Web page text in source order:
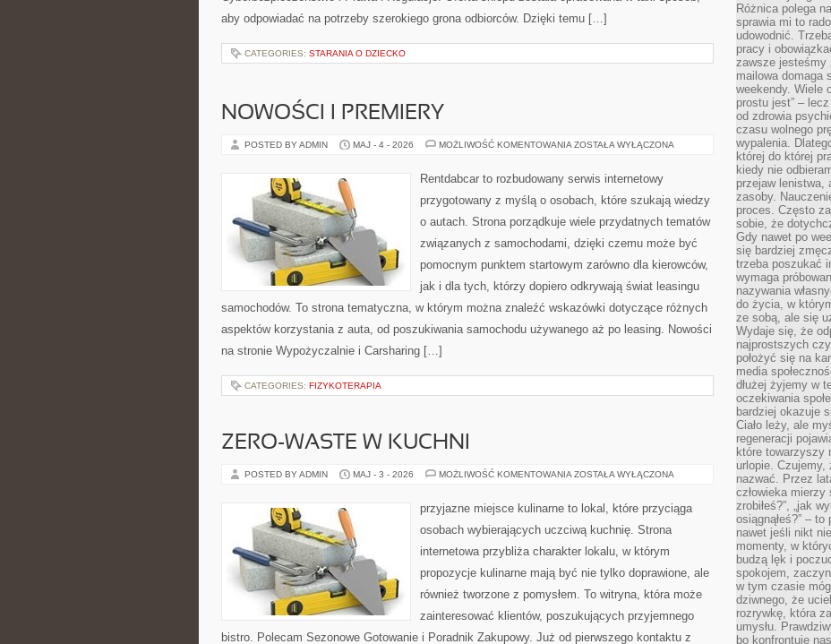
aby odpowiadać na potrzeby szerokiego grona odbiorców. Dzięki temu […]
CATEGORIES: STARANIA O DZIECKO
NOWOŚCI I PREMIERY
POSTED BY ADMIN MAJ - 4 - 2026 MOŻLIWOŚĆ KOMENTOWANIA NOWOŚCI
ZOSTAŁA WYŁĄCZONA
Rentdabcar to rozbudowany serwis internetowy
przygotowany z myślą o osobach, które szukają wiedzy
o autach. Strona porządkuje wiele przydatnych tematów
związanych z samochodami, dzięki czemu może być
pomocnym punktem startowym zarówno dla kierowców,
jak i dla tych, którzy dopiero odkrywają świat leasingu
samochodów. To strona tematyczna, w którym można znaleźć wskazówki dotyczące różnych
aspektów korzystania z auta, od poszukiwania samochodu używanego aż po leasing. Nowości
na stronie Wypożyczalnie i Carsharing […]
CATEGORIES: FIZYKOTERAPIA
ZERO-WASTE W KUCHNI
POSTED BY ADMIN MAJ - 3 - 2026 MOŻLIWOŚĆ KOMENTOWANIA ZERO-
KUCHNI
ZOSTAŁA WYŁĄCZONA
przyjazne miejsce kulinarne to lokal, które przyciąga
osobach wybierających uczciwą kuchnię. Strona
internetowa przybliża charakter lokalu, w którym
propozycje kulinarne mają być nie tylko doprawione, ale
również tworzone z pomysłem. To witryna, która może
zainteresować klientów, poszukujących przyjemnego
bistro. Polecam Sezonowe Gotowanie i Poradnik Zakupowy. Już od pierwszego kontaktu z
Różnica polega
sprawia mi to
udowodnić.
pracy i
zawsze jesteśmy
mailowa domaga
weekendy. Wiele
prostu jest” –
od zdrowia
czasu wolnego
wypalenia.
której do której
kiedy nie
przejaw lenistwa,
zasoby.
proces. Często
sobie, że
Gdy nawet po
się bardziej
trzeba poszukać
wymaga
nazywania
do życia, w
ze sobą, ale się
Wydaje się, że
najprostszych
położyć się na
media
dłużej żyjemy w
oczekiwania
bardziej okazuje
Ciało leży, ale
regeneracji
które towarzyszy
urlopie.
nazwać. Przez
człowieka mierzy
zrobiłeś?”, „jak
osiągnąłeś?” –
nawet jeśli nikt
momenty, w
budzą lęk i
spokojem,
w tym czasie
dziwnego, że
rozrywkę, która
umysłu.
bo konfrontuje